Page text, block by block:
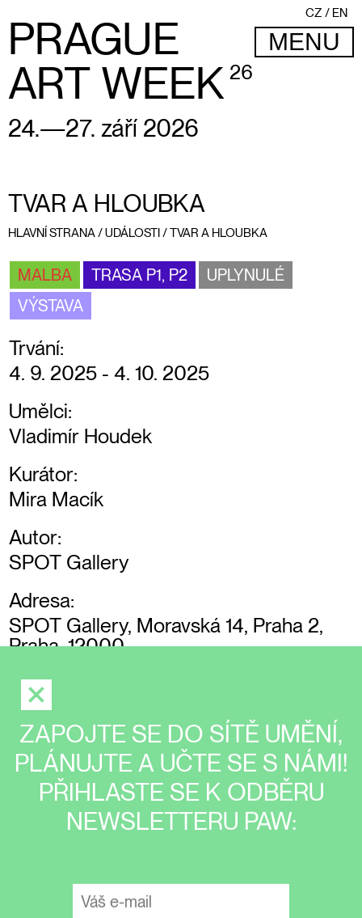
PRAGUE
ART WEEK 26
24.—27. září 2026
CZ EN
MENU
TVAR A HLOUBKA
HLAVNÍ STRANA/UDÁLOSTI/TVAR A HLOUBKA
MALBA TRASA P1, P2
UPLYNULÉ
VÝSTAVA
Trvání:
4. 9. 2025 - 4. 10. 2025
Umělci:
Vladimír Houdek
Kurátor:
Mira Macík
Autor:
SPOT Gallery
Adresa:
SPOT Gallery, Moravská 14, Praha 2,
Praha, 12000
ZAPOJTE SE DO SÍTĚ UMĚNÍ,
PLÁNUJTE A UČTE SE S NÁMI!
PŘIHLASTE SE K ODBĚRU
NEWSLETTERU PAW: